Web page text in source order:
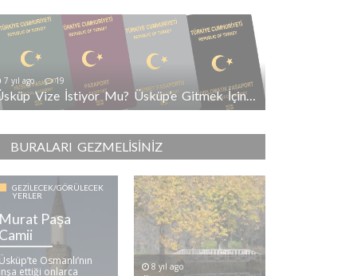
7 yıl ago 19
Üsküp Vize İstiyor Mu? Üsküp’e Gitmek İçin Vize Gerekli Mi?
BURALARI GEZMELISINIZ
GEZILECEK/GÖRÜLECEK
YERLER
Murat Paşa
Camii
Üsküp’te Osmanlı’nın
inşa ettiği onlarca
8 yıl ago